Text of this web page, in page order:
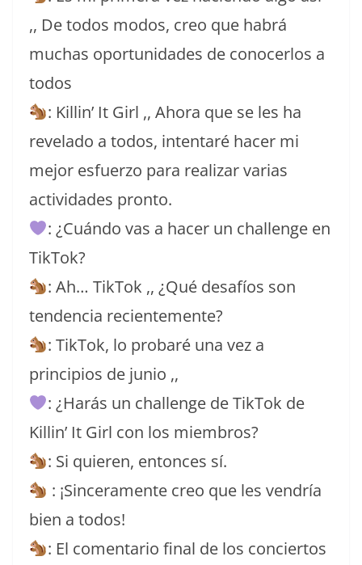
,, De todos modos, creo que habrá
muchas oportunidades de conocerlos a
todos
: Killin’ It Girl ,, Ahora que se les ha
revelado a todos, intentaré hacer mi
mejor esfuerzo para realizar varias
actividades pronto.
: ¿Cuándo vas a hacer un challenge en
TikTok?
: Ah… TikTok ,, ¿Qué desafíos son
tendencia recientemente?
: TikTok, lo probaré una vez a
principios de junio ,,
: ¿Harás un challenge de TikTok de
Killin’ It Girl con los miembros?
: Si quieren, entonces sí.
: ¡Sinceramente creo que les vendría
bien a todos!
: El comentario final de los conciertos